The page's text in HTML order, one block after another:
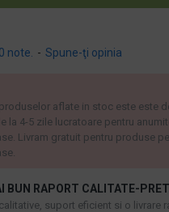
note. - Spune-ţi opinia
BUN RAPORT CALITATE-
suport eficient si o livrare
aflate in stoc este este
la 4-5 zile lucratoare pentru
Livram gratuit pentru produse